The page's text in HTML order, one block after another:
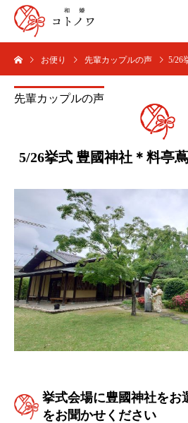
お便り 先輩カップルの声 5/26挙
先輩カップルの声
5/26挙式 豊國神社＊料亭
挙式会場に豊國神社をお
をお聞かせください